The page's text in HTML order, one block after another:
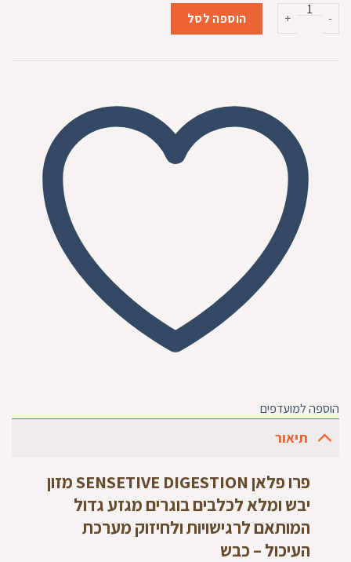
המקורי
₪339.00.
הנוכחי
הוא:
₪319.00.
כמות של פרו פלאן בוגר גזע גדול כבש 14 קג
הוספה לסל
הוספה למועדפים
תיאור
פרו פלאן SENSETIVE DIGESTION מזון
יבש ומלא לכלבים בוגרים מגזע גדול
המותאם לרגישויות ולחיזוק מערכת
העיכול – כבש